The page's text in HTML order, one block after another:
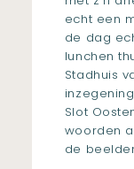
echt een
de dag
lunchen
Stadhuis
Slot
woorden
de